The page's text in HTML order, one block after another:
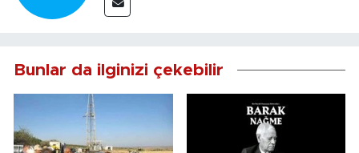
Bunlar da ilginizi çekebilir